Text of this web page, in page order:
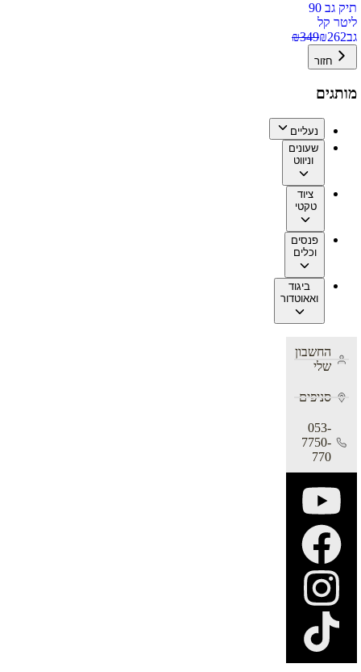
תיק גב 90
ליטר קל
גב
₪262
₪349
חזור
מותגים
נעליים
שעונים
וניווט
ציוד
טקטי
פנסים
וכלים
ביגוד
ואאוטדור
החשבון
שלי
סניפים
053-
7750-
770